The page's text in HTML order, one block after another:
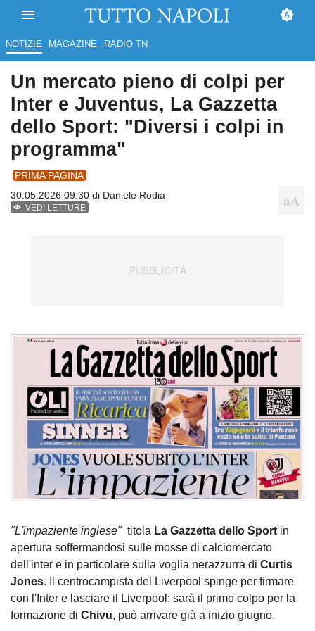
NOTIZIE MAGAZINE RADIO TN
Un mercato pieno di colpi per
Inter e Juventus, La Gazzetta
dello Sport: "Diversi i colpi in
programma"
PRIMA PAGINA
30.05.2026 09:30 di Daniele Rodia
VEDI LETTURE
"L'impaziente inglese" titola La Gazzetta dello Sport in
apertura soffermandosi sulle mosse di calciomercato
dell'inter e in particolare sulla voglia nerazzurra di Curtis
Jones. Il centrocampista del Liverpool spinge per firmare
con l'Inter e lasciare il Liverpool: sarà il primo colpo per la
formazione di Chivu, può arrivare già a inizio giugno.